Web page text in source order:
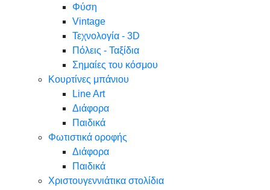
Φύση
Vintage
Τεχνολογία - 3D
Πόλεις - Ταξίδια
Σημαίες του κόσμου
Κουρτίνες μπάνιου
Line Art
Διάφορα
Παιδικά
Φωτιστικά οροφής
Διάφορα
Παιδικά
Χριστουγεννιάτικα στολίδια